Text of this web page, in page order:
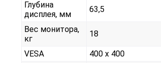
Глубина
дисплея, мм
63,5
Вес монитора,
кг
18
VESA
400 x 400